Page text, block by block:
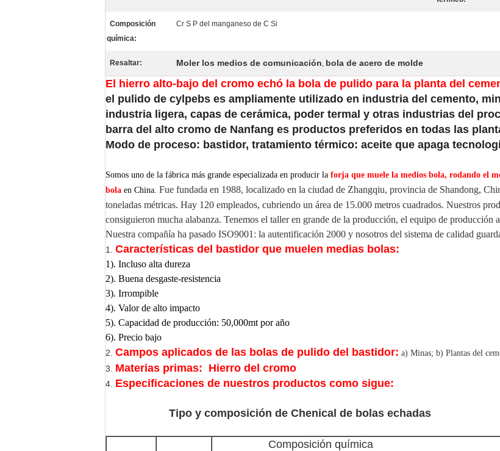
Composición
química:
Cr S P del manganeso de C Si
Resaltar: Moler los medios de comunicación, bola de acero de molde
El hierro alto-bajo del cromo echó la bola de pulido para la planta del
el pulido de cylpebs es ampliamente utilizado en industria del cemento,
industria ligera, capas de cerámica, poder termal y otras industrias del
barra del alto cromo de Nanfang es productos preferidos en todas las
Modo de proceso: bastidor, tratamiento térmico: aceite que apaga
Somos uno de la fábrica más grande especializada en producir la forja que muele la medios bola, rodando el
bola en China. Fue fundada en 1988, localizado en la ciudad de Zhangqiu, provincia de Shandong,
toneladas métricas. Hay 120 empleados, cubriendo un área de 15.000 metros cuadrados. Nuestros
consiguieron mucha alabanza. Tenemos el taller en grande de la producción, el equipo de producción
Nuestra compañía ha pasado ISO9001: la autentificación 2000 y nosotros del sistema de calidad
1. Características del bastidor que muelen medias bolas:
1). Incluso alta dureza
2). Buena desgaste-resistencia
3). Irrompible
4). Valor de alto impacto
5). Capacidad de producción: 50,000mt por año
6). Precio bajo
2. Campos aplicados de las bolas de pulido del bastidor: a) Minas; b) Plantas del
3. Materias primas: Hierro del cromo
4. Especificaciones de nuestros productos como sigue:
Tipo y composición de Chenical de bolas echadas
Composición química